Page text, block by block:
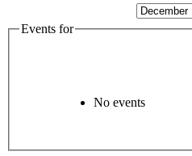
Events for
No events